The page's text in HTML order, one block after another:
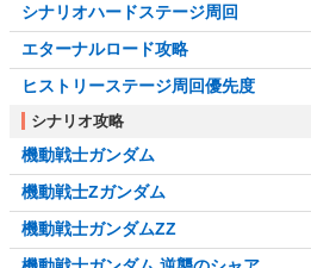
シナリオハードステージ周回
エターナルロード攻略
ヒストリーステージ周回優先度
シナリオ攻略
機動戦士ガンダム
機動戦士Zガンダム
機動戦士ガンダムZZ